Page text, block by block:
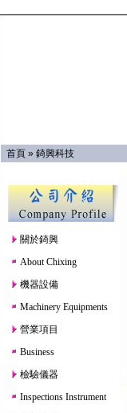
首頁 » 錡興科技
關於錡興
About Chixing
機器設備
Machinery Equipments
營業項目
Business
檢驗儀器
Inspections Instrument